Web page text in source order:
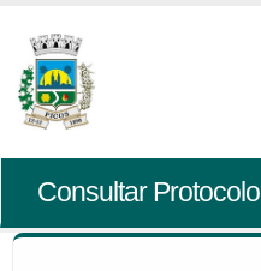
Consultar Protocolo